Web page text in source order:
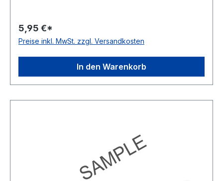
5,95 €*
Preise inkl. MwSt. zzgl. Versandkosten
In den Warenkorb